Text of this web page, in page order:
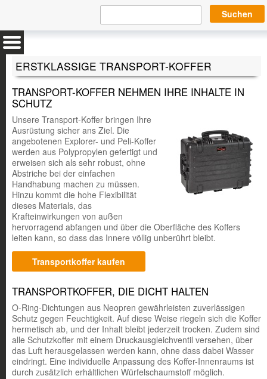
ERSTKLASSIGE TRANSPORT-KOFFER
TRANSPORT-KOFFER NEHMEN IHRE INHALTE IN
SCHUTZ
Unsere Transport-Koffer bringen Ihre
Ausrüstung sicher ans Ziel. Die
angebotenen Explorer- und Peli-Koffer
werden aus Polypropylen gefertigt und
erweisen sich als sehr robust, ohne
Abstriche bei der einfachen
Handhabung machen zu müssen.
Hinzu kommt die hohe Flexibilität
dieses Materials, das
Krafteinwirkungen von außen
hervorragend abfangen und über die Oberfläche des Koffers
leiten kann, so dass das Innere völlig unberührt bleibt.
Transportkoffer kaufen
TRANSPORTKOFFER, DIE DICHT HALTEN
O-Ring-Dichtungen aus Neopren gewährleisten zuverlässigen
Schutz gegen Feuchtigkeit. Auf diese Weise riegeln sich die Koffer
hermetisch ab, und der Inhalt bleibt jederzeit trocken. Zudem sind
alle Schutzkoffer mit einem Druckausgleichventil versehen, über
das Luft herausgelassen werden kann, ohne dass dabei Wasser
eindringt. Eine individuelle Anpassung des Koffer-Innenraums ist
durch zusätzlich erhältlichen Würfelschaumstoff möglich.